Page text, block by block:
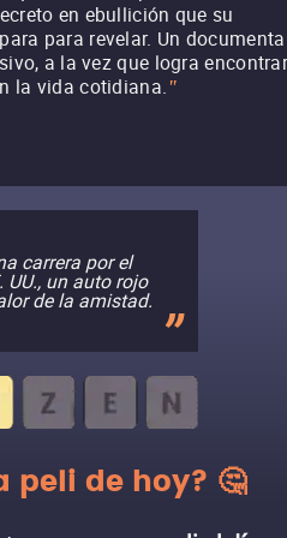
en ebullición que su
para revelar. Un
a la vez que logra
la vida cotidiana."
carrera por el
UU., un auto rojo
de la amistad.
peli de hoy? 🤔